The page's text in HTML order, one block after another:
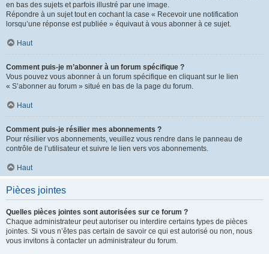
en bas des sujets et parfois illustré par une image.
Répondre à un sujet tout en cochant la case « Recevoir une notification
lorsqu’une réponse est publiée » équivaut à vous abonner à ce sujet.
Haut
Comment puis-je m’abonner à un forum spécifique ?
Vous pouvez vous abonner à un forum spécifique en cliquant sur le lien
« S’abonner au forum » situé en bas de la page du forum.
Haut
Comment puis-je résilier mes abonnements ?
Pour résilier vos abonnements, veuillez vous rendre dans le panneau de
contrôle de l’utilisateur et suivre le lien vers vos abonnements.
Haut
Pièces jointes
Quelles pièces jointes sont autorisées sur ce forum ?
Chaque administrateur peut autoriser ou interdire certains types de pièces
jointes. Si vous n’êtes pas certain de savoir ce qui est autorisé ou non, nous
vous invitons à contacter un administrateur du forum.